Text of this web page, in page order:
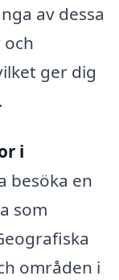
av dessa
ger dig
i
besöka en
som
områden i